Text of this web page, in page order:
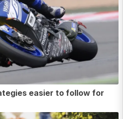
easier to follow for